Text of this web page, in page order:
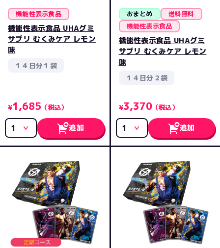
機能性表示食品
機能性表示食品 UHAグミ
サプリ むくみケア レモン
味
１４日分１袋
¥1,685 （税込）
追加
おまとめ
送料無料
機能性表示食品
機能性表示食品 UHAグミ
サプリ むくみケア レモン
味
１４日分２袋
¥3,370（税込）
追加